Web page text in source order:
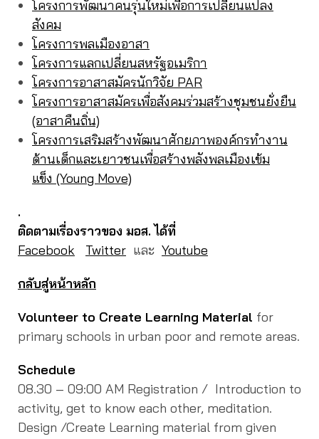
โครงการพัฒนาคนรุ่นใหม่เพื่อการเปลี่ยนแปลง
สังคม
โครงการพลเมืองอาสา
โครงการแลกเปลี่ยนสหรัฐอเมริกา
โครงการอาสาสมัครนักวิจัย PAR
โครงการอาสาสมัครเพื่อสังคมร่วมสร้างชุมชนยั่งยืน
(อาสาคืนถิ่น)
โครงการเสริมสร้างพัฒนาศักยภาพองค์กรทำงาน
ด้านเด็กและเยาวชนเพื่อสร้างพลังพลเมืองเข้ม
แข็ง (Young Move)
.
ติดตามเรื่องราวของ มอส. ได้ที่
Facebook
Twitter และ Youtube
กลับสู่หน้าหลัก
Volunteer to Create Learning Material for
primary schools in urban poor and remote areas.
Schedule
08.30 – 09:00 AM Registration / Introduction to
activity, get to know each other, meditation.
Design /Create Learning material from given